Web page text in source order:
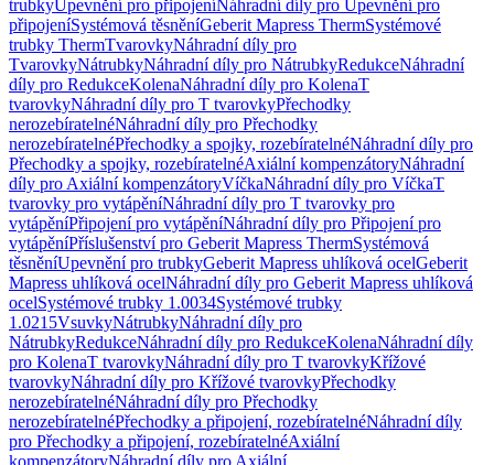
trubkyUpevnění pro připojeníNáhradní díly pro Upevnění pro
připojeníSystémová těsněníGeberit Mapress ThermSystémové
trubky ThermTvarovkyNáhradní díly pro
TvarovkyNátrubkyNáhradní díly pro NátrubkyRedukceNáhradní
díly pro RedukceKolenaNáhradní díly pro KolenaT
tvarovkyNáhradní díly pro T tvarovkyPřechodky
nerozebíratelnéNáhradní díly pro Přechodky
nerozebíratelnéPřechodky a spojky, rozebíratelnéNáhradní díly pro
Přechodky a spojky, rozebíratelnéAxiální kompenzátoryNáhradní
díly pro Axiální kompenzátoryVíčkaNáhradní díly pro VíčkaT
tvarovky pro vytápěníNáhradní díly pro T tvarovky pro
vytápěníPřipojení pro vytápěníNáhradní díly pro Připojení pro
vytápěníPříslušenství pro Geberit Mapress ThermSystémová
těsněníUpevnění pro trubkyGeberit Mapress uhlíková ocelGeberit
Mapress uhlíková ocelNáhradní díly pro Geberit Mapress uhlíková
ocelSystémové trubky 1.0034Systémové trubky
1.0215VsuvkyNátrubkyNáhradní díly pro
NátrubkyRedukceNáhradní díly pro RedukceKolenaNáhradní díly
pro KolenaT tvarovkyNáhradní díly pro T tvarovkyKřížové
tvarovkyNáhradní díly pro Křížové tvarovkyPřechodky
nerozebíratelnéNáhradní díly pro Přechodky
nerozebíratelnéPřechodky a připojení, rozebíratelnéNáhradní díly
pro Přechodky a připojení, rozebíratelnéAxiální
kompenzátoryNáhradní díly pro Axiální